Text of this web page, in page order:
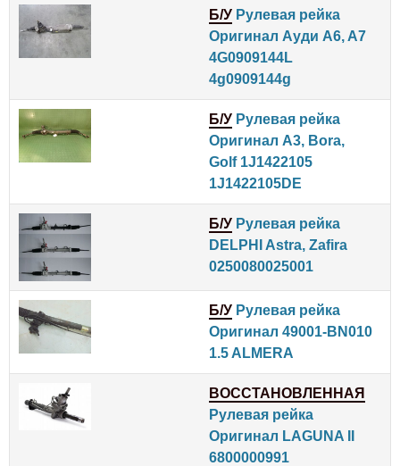
Б/У Рулевая рейка
Оригинал Ауди A6, A7
4G0909144L
4g0909144g
Б/У Рулевая рейка
Оригинал A3, Bora,
Golf 1J1422105
1J1422105DE
Б/У Рулевая рейка
DELPHI Astra, Zafira
0250080025001
Б/У Рулевая рейка
Оригинал 49001-BN010
1.5 ALMERA
ВОССТАНОВЛЕННАЯ
Рулевая рейка
Оригинал LAGUNA II
6800000991